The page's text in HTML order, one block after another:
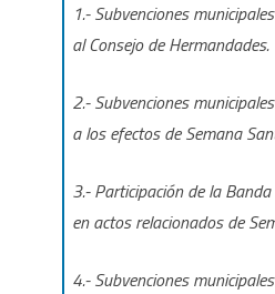
1.- Subvenciones
al Consejo de Hermandades.
2.- Subvenciones
a los efectos de Semana
3.- Participación de la
en actos relacionados de
4.- Subvenciones